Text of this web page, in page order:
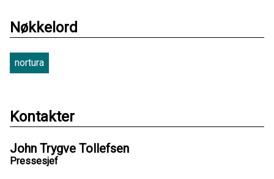
Nøkkelord
nortura
Kontakter
John Trygve Tollefsen
Pressesjef